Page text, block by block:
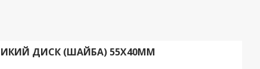
ДИСК (ШАЙБА) 55Х40ММ